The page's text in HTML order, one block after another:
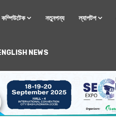
কম্পিউটেক নতুনপন্য ল্যাপটপ
NEWS